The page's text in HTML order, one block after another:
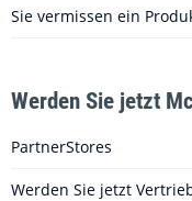
Sie vermissen ein
Werden Sie jetzt
PartnerStores
Werden Sie jetzt